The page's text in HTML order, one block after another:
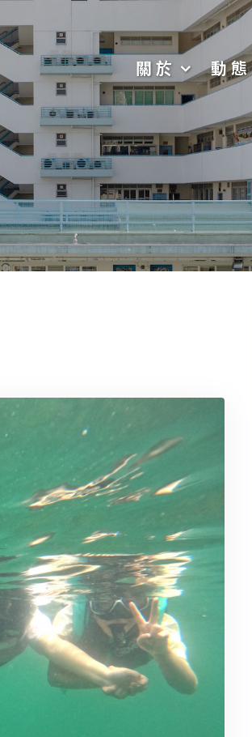
關於 動態